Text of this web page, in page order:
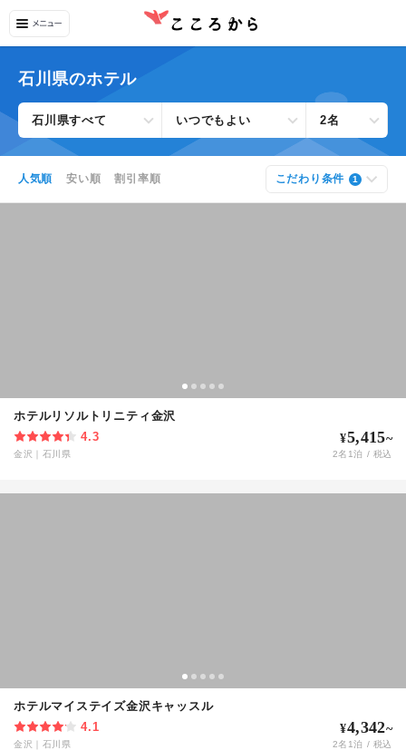
石川県のホテル
石川県すべて いつでもよい 2名
人気順 安い順 割引率順 こだわり条件 1
ホテルリソルトリニティ金沢
4.3
金沢 石川県
¥5,415~
2名 1泊 / 税込
ホテルマイステイズ金沢キャッスル
4.1
金沢 石川県
¥4,342~
2名 1泊 / 税込